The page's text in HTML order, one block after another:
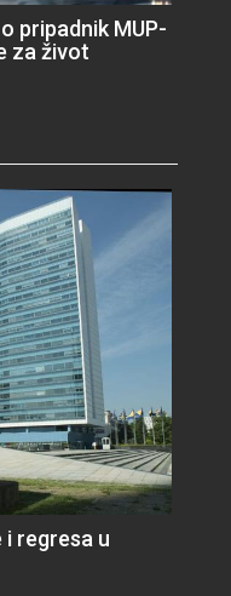
pripadnik MUP-
za život
regresa u